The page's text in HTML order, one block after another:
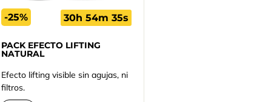
-25% 30h 54m 34s
PACK EFECTO LIFTING
NATURAL
Efecto lifting visible sin agujas, ni
filtros.